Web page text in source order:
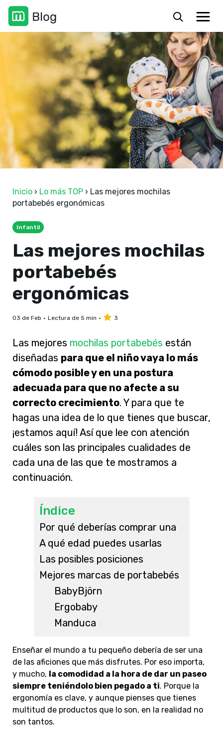
Inicio › Lo más TOP › Las mejores mochilas
portabebés ergonómicas
Infantil
Las mejores mochilas
portabebés
ergonómicas
03 de Feb Lectura de 5 min 3
Las mejores mochilas portabebés están
diseñadas para que el niño vaya lo más
cómodo posible y en una postura
adecuada para que no afecte a su
correcto crecimiento. Y para que te
hagas una idea de lo que tienes que buscar,
¡estamos aquí! Así que lee con atención
cuáles son las principales cualidades de
cada una de las que te mostramos a
continuación.
Índice
Por qué deberías comprar una
A qué edad puedes usarlas
Las posibles posiciones
Mejores marcas de portabebés
BabyBjörn
Ergobaby
Manduca
Enseñar el mundo a tu pequeño debería de ser una
de las aficiones que más disfrutes. Por eso importa,
y mucho, la comodidad a la hora de dar un paseo
siempre teniéndolo bien pegado a ti. Porque la
ergonomía es clave, y aunque pienses que tienes
multitud de productos que lo son, en la realidad no
son tantos.